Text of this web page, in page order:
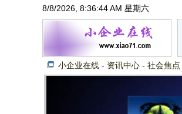
8/8/2026, 8:36:45 AM 星期六
小企业在线 - 资讯中心 - 社会焦点